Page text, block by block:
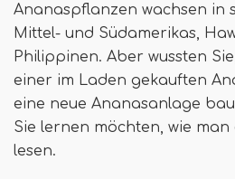
Ananaspflanzen wachsen in
Mittel- und Südamerikas,
Philippinen. Aber wussten
einer im Laden gekauften
eine neue Ananasanlage
Sie lernen möchten, wie
lesen.